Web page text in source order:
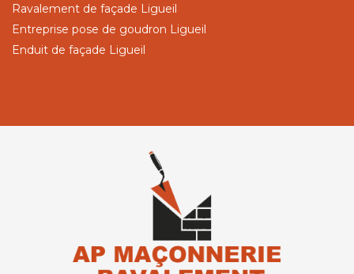
Ravalement de façade Ligueil
Entreprise pose de goudron Ligueil
Enduit de façade Ligueil